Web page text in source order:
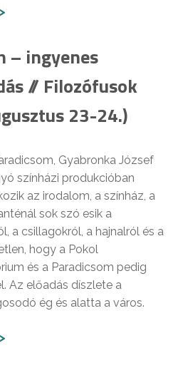
– ingyenes
// Filozófusok
23-24.)
Gyabronka József
színházi produkcióban
az irodalom, a színház, a
sok szó esik a
a csillagokról, a hajnalról és a
hogy a Pokol
és a Paradicsom pedig
Az előadás díszlete a
ég és alatta a város.